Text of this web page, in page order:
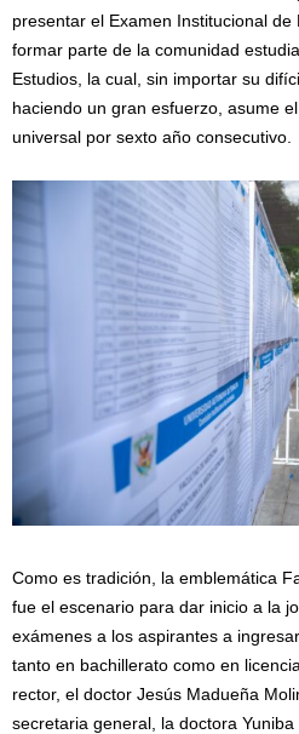
presentar el Examen Institucional
formar parte de la comunidad
Estudios, la cual, sin importar su
haciendo un gran esfuerzo, asume
universal por sexto año consecutivo.
Como es tradición, la emblemática
fue el escenario para dar inicio a la
exámenes a los aspirantes a
tanto en bachillerato como en
rector, el doctor Jesús Madueña
secretaria general, la doctora